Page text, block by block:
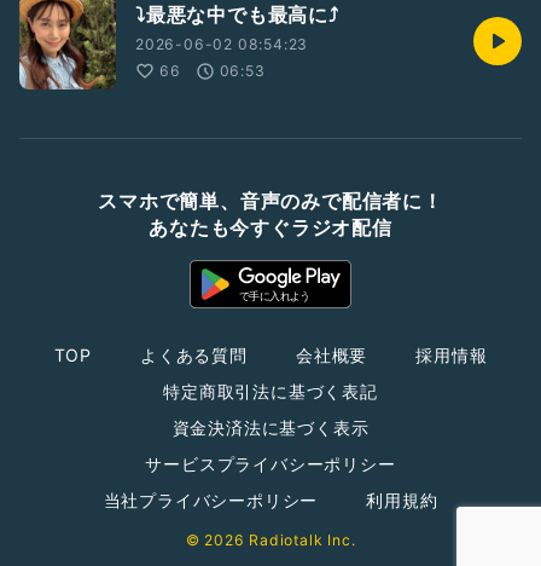
⤵️最悪な中でも最高に⤴️
2026-06-02 08:54:23
66
06:53
スマホで簡単、音声のみで配信者に！
あなたも今すぐラジオ配信
TOP よくある質問 会社概要
採用情報
特定商取引法に基づく表記
資金決済法に基づく表示
サービスプライバシーポリシー
当社プライバシーポリシー
利用規約
© 2026 Radiotalk Inc.